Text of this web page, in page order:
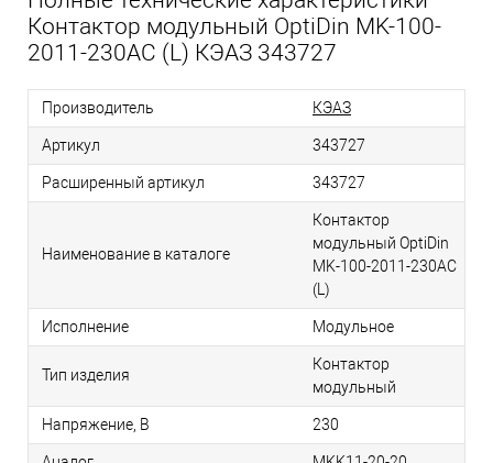
Контактор модульный OptiDin MK-100-
2011-230AC (L) КЭАЗ 343727
Производитель КЭАЗ
Артикул 343727
Расширенный артикул 343727
Наименование в каталоге
Контактор
модульный OptiDin
MK-100-2011-230AC
(L)
Исполнение Модульное
Тип изделия
Контактор
модульный
Напряжение, В 230